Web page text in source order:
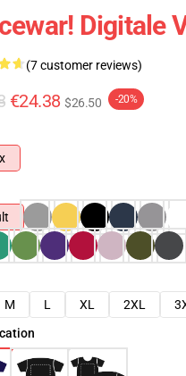
Digitale
(7 customer reviews)
€24.38 $26.50 -20%
M L XL 2XL